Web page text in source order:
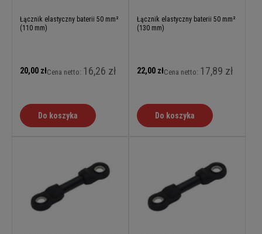
Łącznik elastyczny baterii 50 mm²
(110 mm)
20,00 złCena netto: 16,26 zł
Do koszyka
Łącznik elastyczny baterii 50 mm²
(130 mm)
22,00 złCena netto: 17,89 zł
Do koszyka